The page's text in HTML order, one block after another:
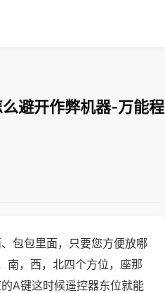
避开作弊机器-万能程
包包里面，只要您方便放哪
南，西，北四个方位，座那
A键这时候遥控器东位就能